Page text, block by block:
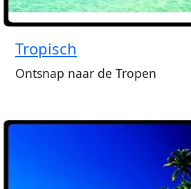
Tropisch
Ontsnap naar de Tropen